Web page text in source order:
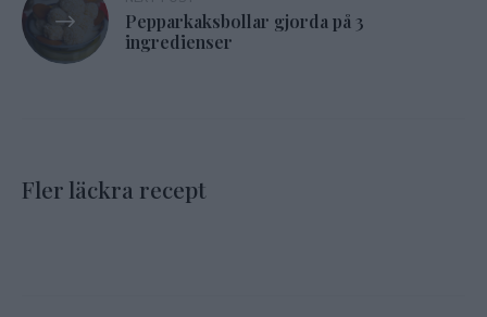
Pepparkaksbollar gjorda på 3
ingredienser
Fler läckra recept